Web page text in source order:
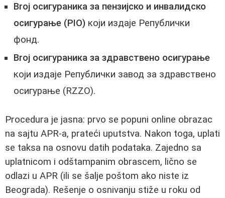
Broj осигураника за пензијско и инвалидско
осигурање (PIO) који издаје Републички
фонд.
Broj осигураника за здравствено осигурање
који издаје Републички завод за здравствено
осигурање (RZZO).
Procedura je jasna: prvo se popuni online obrazac
na sajtu APR-a, prateći uputstva. Nakon toga, uplati
se taksa na osnovu datih podataka. Zajedno sa
uplatnicom i odštampanim obrascem, lično se
odlazi u APR (ili se šalje poštom ako niste iz
Beograda). Rešenje o osnivanju stiže u roku od